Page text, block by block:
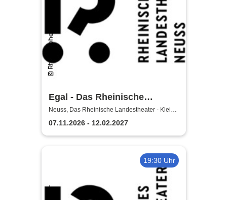
Egal - Das Rheinische
Landestheater Neuss
Neuss, Das Rheinische Landestheater - Kleine
Bühne
07.11.2026 - 12.02.2027
19:30 Uhr